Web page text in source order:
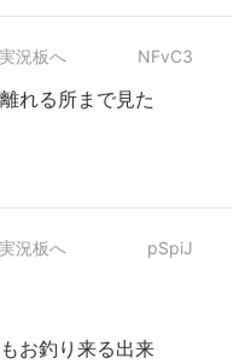
況板へ NFvC3
れる所まで見た
況板へ pSpiJ
お釣り来る出来